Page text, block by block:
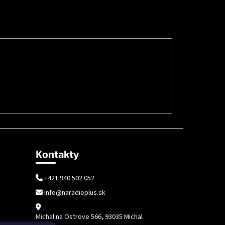
Kontakty
+421 940 502 052
info@naradieplus.sk
Michal na Ostrove 566, 93035 Michal